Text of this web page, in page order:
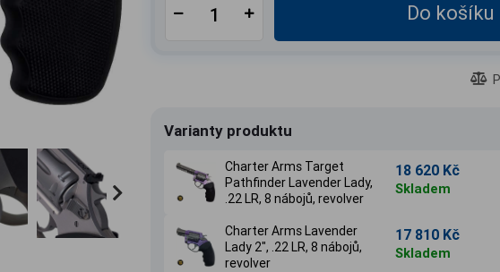
Do košíku
Varianty produktu
Charter Arms Target
Pathfinder Lavender Lady,
.22 LR, 8 nábojů, revolver
18 620 Kč
Skladem
Charter Arms Lavender
Lady 2", .22 LR, 8 nábojů,
revolver
17 810 Kč
Skladem